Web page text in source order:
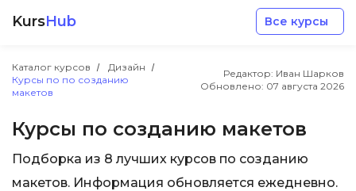
KursHub Все курсы
Каталог курсов
Дизайн
Курсы по по созданию
макетов
Редактор: Иван Шарков
Обновлено: 07 августа 2026
Курсы по созданию макетов
Подборка из 8 лучших курсов по созданию
макетов. Информация обновляется ежедневно.
Разработка